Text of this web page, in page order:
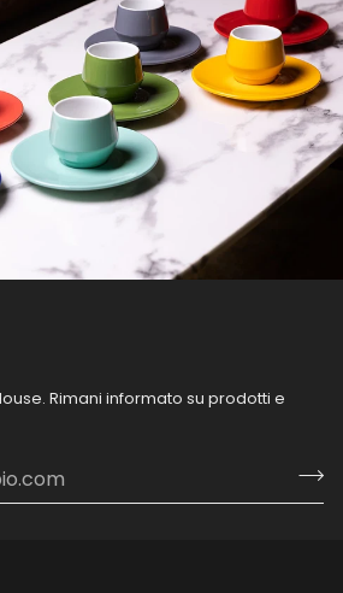
Rimani informato su prodotti e